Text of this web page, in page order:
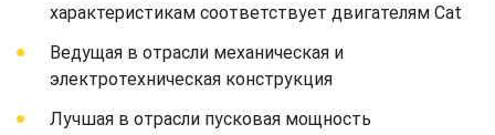
характеристикам соответствует двигателям Cat
Ведущая в отрасли механическая и
электротехническая конструкция
Лучшая в отрасли пусковая мощность